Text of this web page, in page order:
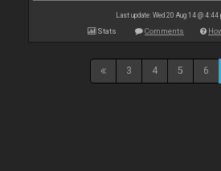
Last update: Wed 20 Aug 14 @ 4:44
Stats Comments
3 4 5 6